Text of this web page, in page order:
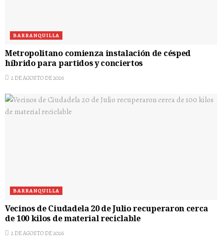
BARRANQUILLA
Metropolitano comienza instalación de césped
híbrido para partidos y conciertos
2 DE AGOSTO DE 2026
BARRANQUILLA
Vecinos de Ciudadela 20 de Julio recuperaron cerca
de 100 kilos de material reciclable
2 DE AGOSTO DE 2026